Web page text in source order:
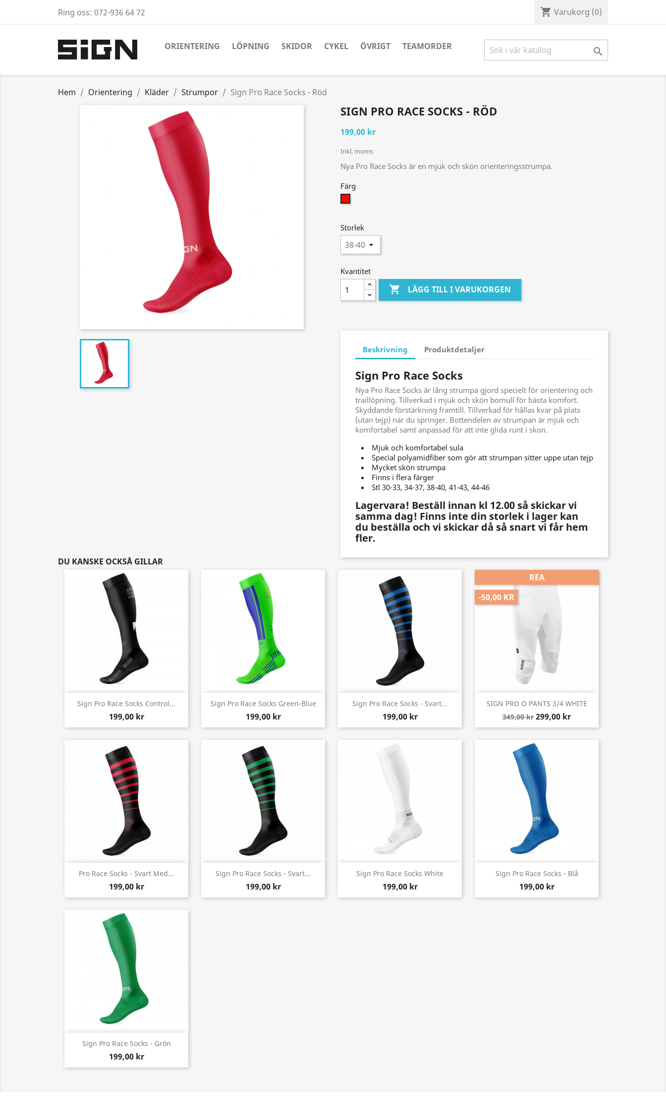
Ring oss: 072-936 64 72 shopping_cart Varukorg (0)
ORIENTERING LÖPNING SKIDOR CYKEL ÖVRIGT TEAMORDER 
Hem Orientering Kläder Strumpor Sign Pro Race Socks - Röd
SIGN PRO RACE SOCKS - RÖD
199,00 kr
Inkl. moms
Nya Pro Race Socks är en mjuk och skön orienteringsstrumpa.
Färg
Storlek
Kvantitet
 LÄGG TILL I VARUKORGEN
Beskrivning Produktdetaljer
Sign Pro Race Socks
Nya Pro Race Socks är lång strumpa gjord specielt för orientering och
traillöpning. Tillverkad i mjuk och skön bomull för bästa komfort.
Skyddande förstärkning framtill. Tillverkad för hållas kvar på plats
(utan tejp) när du springer. Bottendelen av strumpan är mjuk och
komfortabel samt anpassad för att inte glida runt i skon.
Mjuk och komfortabel sula
Special polyamidfiber som gör att strumpan sitter uppe utan tejp
Mycket skön strumpa
Finns i flera färger
Stl 30-33, 34-37, 38-40, 41-43, 44-46
Lagervara! Beställ innan kl 12.00 så skickar vi
samma dag! Finns inte din storlek i lager kan
du beställa och vi skickar då så snart vi får hem
fler.
DU KANSKE OCKSÅ GILLAR
Sign Pro Race Socks Control...
199,00 kr
Snabbvy Sign Pro Race Socks Green-Blue
199,00 kr
Snabbvy Sign Pro Race Socks - Svart...
199,00 kr
Snabbvy
SIGN PRO O PANTS 3/4 WHITE
349,00 kr 299,00 kr
REA
-50,00 KR
Snabbvy
Pro Race Socks - Svart Med...
199,00 kr
Snabbvy Sign Pro Race Socks - Svart...
199,00 kr
Snabbvy Sign Pro Race Socks White
199,00 kr
Snabbvy Sign Pro Race Socks - Blå
199,00 kr
 Snabbvy
Sign Pro Race Socks - Grön
199,00 kr
Snabbvy